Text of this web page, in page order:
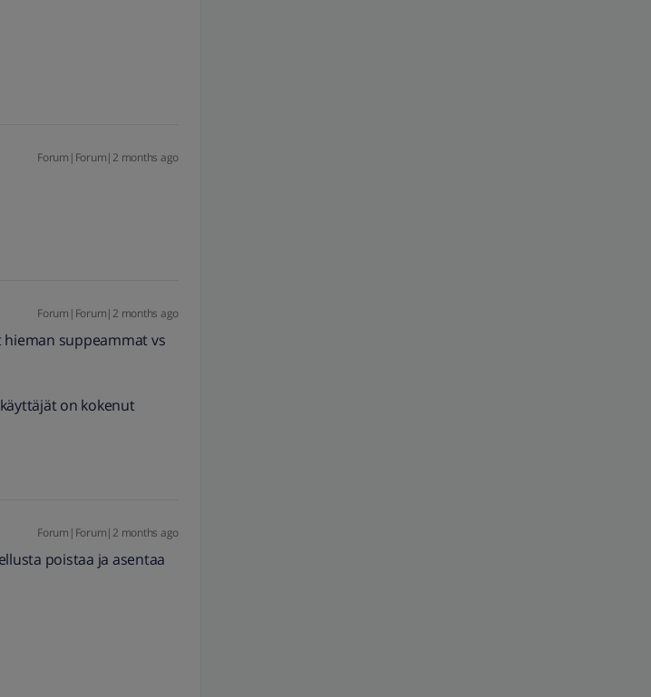
Forum|Forum|2 months ago
Forum|Forum|2 months ago
hieman suppeammat vs
on kokenut
Forum|Forum|2 months ago
poistaa ja asentaa